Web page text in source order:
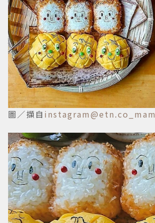
圖／擷自 instagram@etn.co_mam